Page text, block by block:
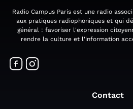
Radio Campus Paris est une radio
aux pratiques radiophoniques et qui
général : favoriser l'expression
rendre la culture et l'information
Contact